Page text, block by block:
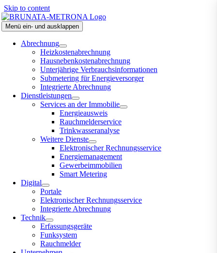
Skip to content
Menü ein- und ausklappen
Abrechnung
Heizkostenabrechnung
Hausnebenkostenabrechnung
Unterjährige Verbrauchsinformationen
Submetering für Energieversorger
Integrierte Abrechnung
Dienstleistungen
Services an der Immobilie
Energieausweis
Rauchmelderservice
Trinkwasseranalyse
Weitere Dienste
Elektronischer Rechnungsservice
Energiemanagement
Gewerbeimmobilien
Smart Metering
Digital
Portale
Elektronischer Rechnungsservice
Integrierte Abrechnung
Technik
Erfassungsgeräte
Funksystem
Rauchmelder